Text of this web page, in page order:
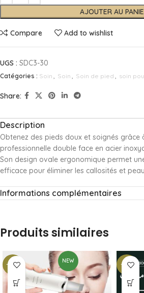
AJOUTER AU
Compare Add to wishlist
UGS : SDC3-30
Catégories : Soin , Soin , Soin de pied , soin
Share:
Description
Obtenez des pieds doux et soignés grâce
professionnelle double face en acier
Son design ovale ergonomique permet
efficace pour éliminer les callosités et
Informations complémentaires
Produits similaires
-39%
NEW
-27%